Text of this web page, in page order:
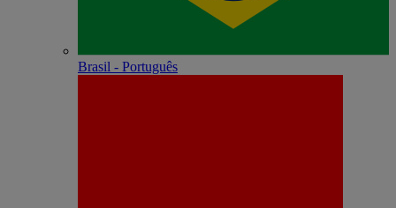
Brasil - Português